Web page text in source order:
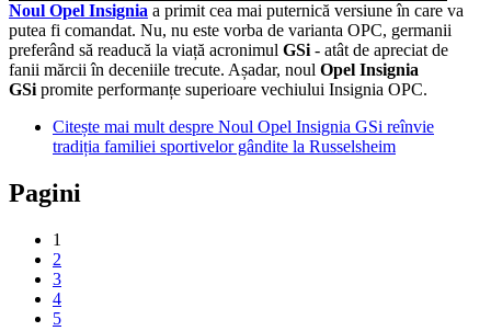
Noul Opel Insignia a primit cea mai puternică versiune în care va
putea fi comandat. Nu, nu este vorba de varianta OPC, germanii
preferând să readucă la viață acronimul GSi - atât de apreciat de
fanii mărcii în deceniile trecute. Așadar, noul Opel Insignia
GSi promite performanțe superioare vechiului Insignia OPC.
Citește mai mult despre Noul Opel Insignia GSi reînvie
tradiția familiei sportivelor gândite la Russelsheim
Pagini
1
2
3
4
5